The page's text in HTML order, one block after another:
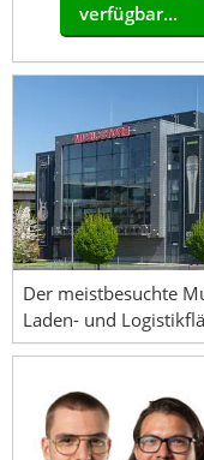
verfügbar...
Der meistbesuchte
Laden- und